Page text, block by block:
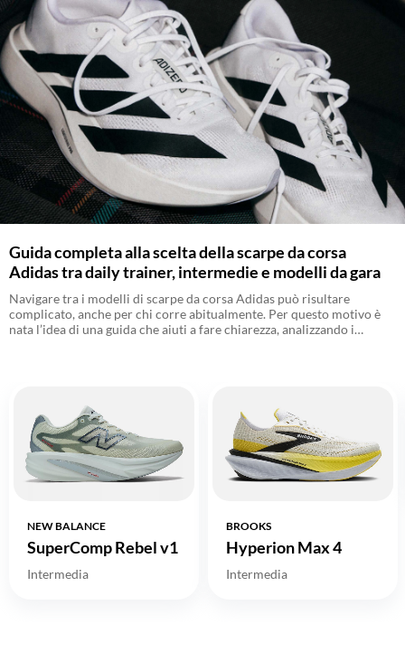
Guida completa alla scelta della scarpe da corsa
Adidas tra daily trainer, intermedie e modelli da gara
Navigare tra i modelli di scarpe da corsa Adidas può risultare
complicato, anche per chi corre abitualmente. Per questo motivo è
nata l’idea di una guida che aiuti a fare chiarezza, analizzando i
NEW BALANCE
SuperComp Rebel v1
Intermedia
BROOKS
Hyperion Max 4
Intermedia